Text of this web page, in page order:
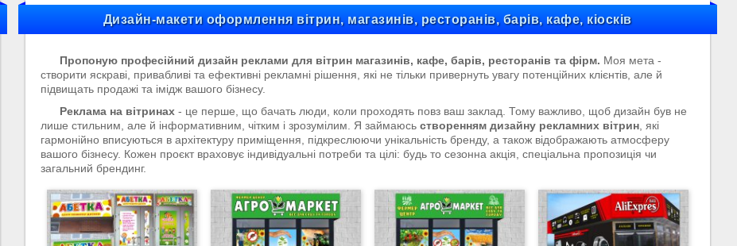
Дизайн-макети оформлення вітрин, магазинів, ресторанів, барів, кафе, кіосків
Пропоную професійний дизайн реклами для вітрин магазинів, кафе, барів, ресторанів та фірм. Моя мета -
створити яскраві, привабливі та ефективні рекламні рішення, які не тільки привернуть увагу потенційних клієнтів, але й
підвищать продажі та імідж вашого бізнесу.
Реклама на вітринах - це перше, що бачать люди, коли проходять повз ваш заклад. Тому важливо, щоб дизайн був не
лише стильним, але й інформативним, чітким і зрозумілим. Я займаюсь створенням дизайну рекламних вітрин, які
гармонійно вписуються в архітектуру приміщення, підкреслюючи унікальність бренду, а також відображають атмосферу
вашого бізнесу. Кожен проєкт враховує індивідуальні потреби та цілі: будь то сезонна акція, спеціальна пропозиція чи
загальний брендинг.